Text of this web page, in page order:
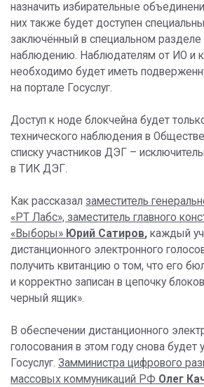
назначить избирательные
них также будет доступен
заключённый в специальном разделе
наблюдению. Наблюдателям от ИО и
необходимо будет иметь
на портале Госуслуг.
Доступ к ноде блокчейна будет
технического наблюдения в
списку участников ДЭГ –
в ТИК ДЭГ.
Как рассказал заместитель
«РТ Лабс», заместитель главного
«Выборы» Юрий Сатиров, каждый
дистанционного электронного
получить квитанцию о том, что его
и корректно записан в цепочку
черный ящик».
В обеспечении дистанционного
голосования в этом году снова будет
Госуслуг. Замминистра цифрового
массовых коммуникаций РФ Олег